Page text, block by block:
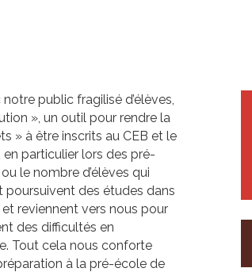
public fragilisé d’élèves,
», un outil pour rendre la
» à être inscrits au CEB et le
particulier lors des pré-
le nombre d’élèves qui
des études dans
reviennent vers nous pour
des difficultés en
Tout cela nous conforte
à la pré-école de